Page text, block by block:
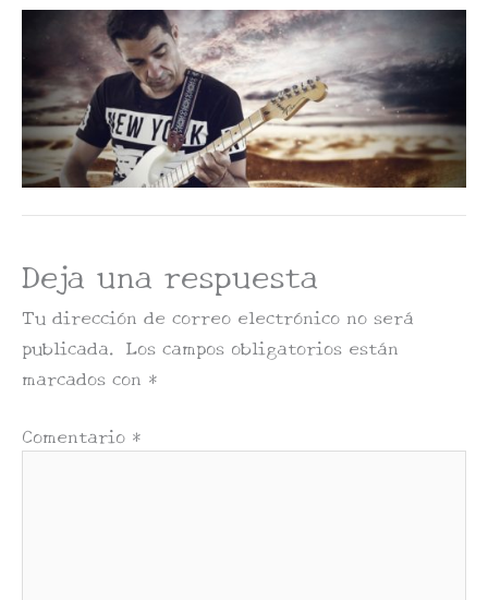
Deja una respuesta
Tu dirección de correo electrónico no será
publicada. Los campos obligatorios están
marcados con *
Comentario *